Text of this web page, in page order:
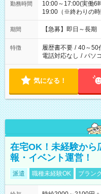
勤務時間
10:00～17:00(実働
19:00（※終わりの時
期間 【急募】即日～長
特徴 履歴書不要 / 40～50
電話対応なし / パソ
気になる！
在宅OK！未経験から
報・イベント運営！
派遣 職種未経験OK ブラン